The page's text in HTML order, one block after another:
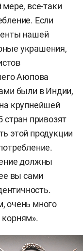
все-таки
Если
нашей
украшения,
Аюпова
были в Индии,
крупнейшей
привозят
этой продукции
должны
вы сами
очень много